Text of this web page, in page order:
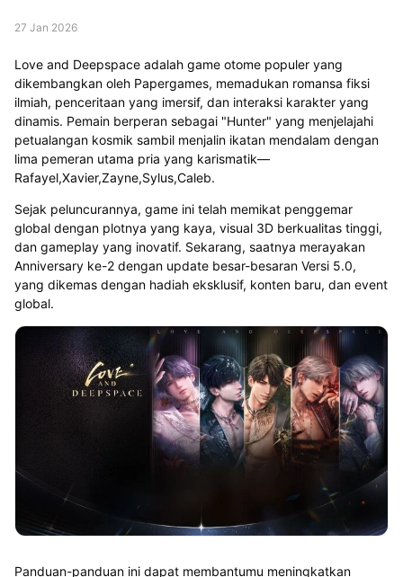
27 Jan 2026
Love and Deepspace adalah game otome populer yang
dikembangkan oleh Papergames, memadukan romansa fiksi
ilmiah, penceritaan yang imersif, dan interaksi karakter yang
dinamis. Pemain berperan sebagai "Hunter" yang menjelajahi
petualangan kosmik sambil menjalin ikatan mendalam dengan
lima pemeran utama pria yang karismatik—
Rafayel,Xavier,Zayne,Sylus,Caleb.
Sejak peluncurannya, game ini telah memikat penggemar
global dengan plotnya yang kaya, visual 3D berkualitas tinggi,
dan gameplay yang inovatif. Sekarang, saatnya merayakan
Anniversary ke-2 dengan update besar-besaran Versi 5.0,
yang dikemas dengan hadiah eksklusif, konten baru, dan event
global.
Panduan-panduan ini dapat membantumu meningkatkan